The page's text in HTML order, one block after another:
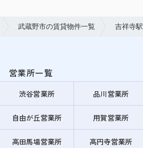
武蔵野市の賃貸物件一覧 吉祥寺駅
営業所一覧
渋谷営業所 品川営業所
自由が丘営業所 用賀営業所
高田馬場営業所 高円寺営業所